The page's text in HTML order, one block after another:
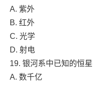
A. 紫外
B. 红外
C. 光学
D. 射电
19. 银河系中已知的恒
A. 数千亿